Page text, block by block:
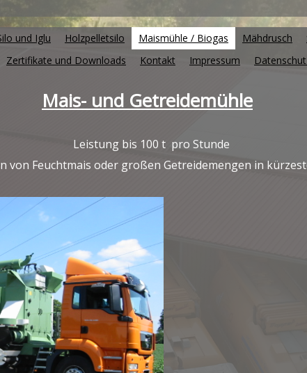
und Iglu Holzpelletsilo Maismühle / Biogas Mähdrusch
Zertifikate und Downloads Kontakt Impressum
Mais- und Getreidemühle
Leistung bis 100 t pro Stunde
von Feuchtmais oder großen Getreidemengen in